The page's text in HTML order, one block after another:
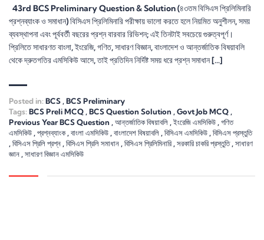
43rd BCS Preliminary Question & Solution (৪৩তম বিসিএস প্রিলিমিনারি
প্রশ্নব্যাংক ও সমাধান) বিসিএস প্রিলিমিনারি পরীক্ষায় ভালো করতে হলে নিয়মিত অনুশীলন, সময়
ব্যবস্থাপনা এবং পূর্ববর্তী বছরের প্রশ্ন বারবার রিভিশন; এই তিনটাই সবচেয়ে গুরুত্বপূর্ণ।
প্রিলিতে সাধারণত বাংলা, ইংরেজি, গণিত, সাধারণ বিজ্ঞান, বাংলাদেশ ও আন্তর্জাতিক বিষয়াবলি
থেকে দ্রুতগতির এমসিকিউ আসে, তাই প্রতিদিন নির্দিষ্ট সময় ধরে প্রশ্ন সমাধান […]
Posted in:BCS , BCS Preliminary
Tags:BCS Preli MCQ , BCS Question Solution , Govt Job MCQ ,
Previous Year BCS Question , আন্তর্জাতিক বিষয়াবলি , ইংরেজি এমসিকিউ , গণিত
এমসিকিউ , প্রশ্নব্যাংক, বাংলা এমসিকিউ , বাংলাদেশ বিষয়াবলি , বিসিএস এমসিকিউ , বিসিএস প্রস্তুতি
, বিসিএস প্রিলি প্রশ্ন , বিসিএস প্রিলি সমাধান , বিসিএস প্রিলিমিনারি , সরকারি চাকরি প্রস্তুতি, সাধারণ
জ্ঞান , সাধারণ বিজ্ঞান এমসিকিউ